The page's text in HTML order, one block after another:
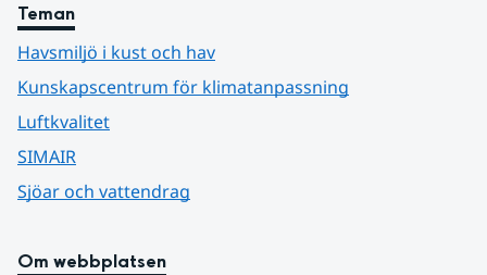
Teman
Havsmiljö i kust och hav
Kunskapscentrum för klimatanpassning
Luftkvalitet
SIMAIR
Sjöar och vattendrag
Om webbplatsen